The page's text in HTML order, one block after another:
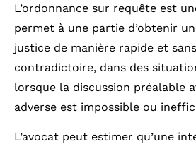
L’ordonnance sur requête est
permet à une partie d’obtenir
justice de manière rapide et
contradictoire, dans des
lorsque la discussion préalable
adverse est impossible ou
L’avocat peut estimer qu’une